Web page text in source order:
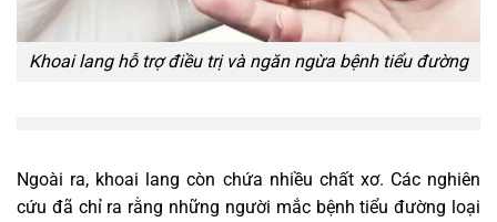
Khoai lang hỗ trợ điều trị và ngăn ngừa bệnh tiểu đường
Ngoài ra, khoai lang còn chứa nhiều chất xơ. Các nghiên
cứu đã chỉ ra rằng những người mắc bệnh tiểu đường loại